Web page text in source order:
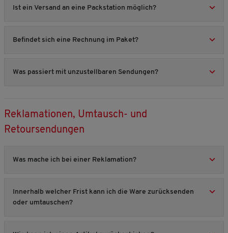
Ist ein Versand an eine Packstation möglich?
Befindet sich eine Rechnung im Paket?
Was passiert mit unzustellbaren Sendungen?
Reklamationen, Umtausch- und
Retoursendungen
Was mache ich bei einer Reklamation?
Innerhalb welcher Frist kann ich die Ware zurücksenden
oder umtauschen?